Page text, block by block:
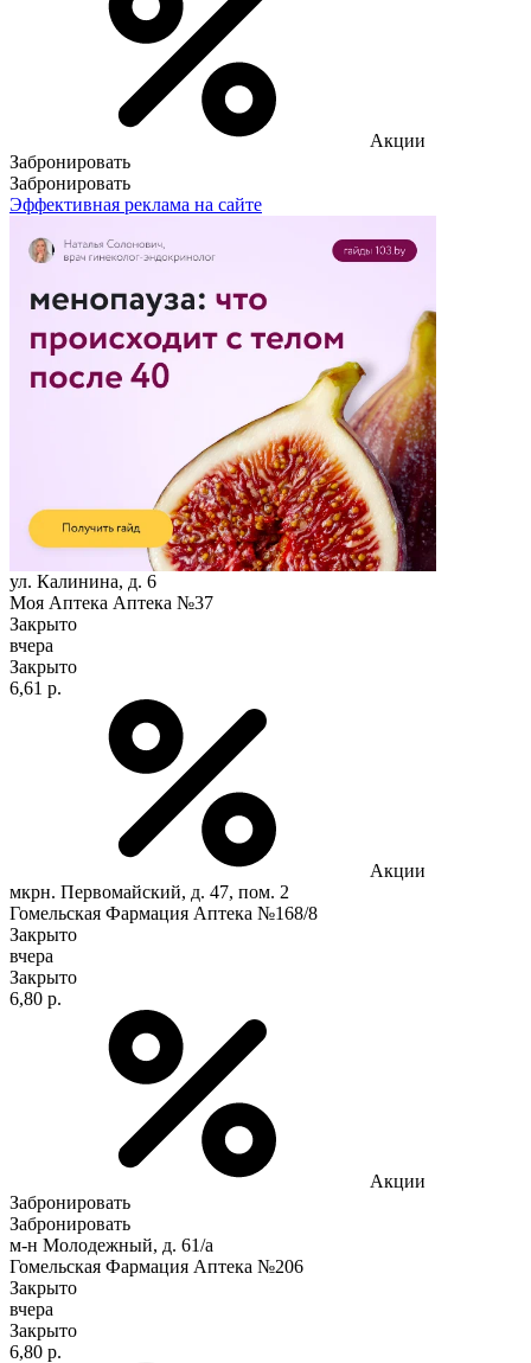
Акции
Забронировать
Забронировать
Эффективная реклама на сайте
ул. Калинина, д. 6
Моя Аптека Аптека №37
Закрыто
вчера
Закрыто
6,61 р.
Акции
мкрн. Первомайский, д. 47, пом. 2
Гомельская Фармация Аптека №168/8
Закрыто
вчера
Закрыто
6,80 р.
Акции
Забронировать
Забронировать
м-н Молодежный, д. 61/а
Гомельская Фармация Аптека №206
Закрыто
вчера
Закрыто
6,80 р.